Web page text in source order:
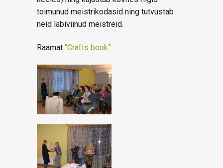
toimunud meistrikodasid ning tutvustab
neid läbiviinud meistreid.
Raamat “Crafts book”